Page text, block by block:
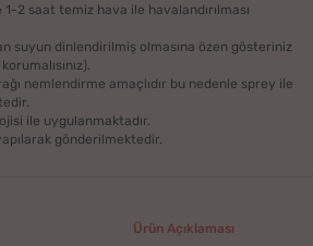
1-2 saat temiz hava ile havalandırılması
suyun dinlendirilmiş olmasına özen gösteriniz
nemlendirme amaçlıdır bu nedenle sprey ile
ile uygulanmaktadır.
gönderilmektedir.
Ürün Açıklaması